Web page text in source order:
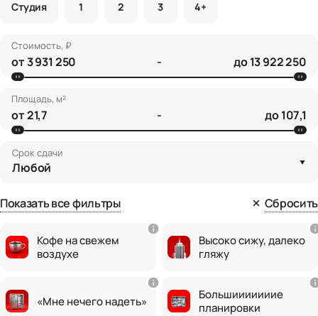
Студия 1 2 3 4+
Стоимость, ₽
от - до
Площадь, м²
от - до
Срок сдачи
Любой
Показать все фильтры Сбросить
Кофе на свежем
воздухе
Высоко сижу, далеко
гляжу
«Мне нечего надеть»
Большииииииие
планировки